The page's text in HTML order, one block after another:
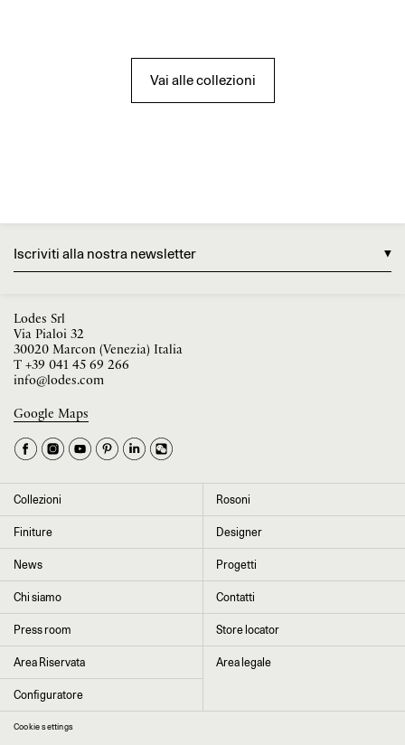
Vai alle collezioni
Iscriviti alla nostra newsletter
La tua occupazione è
Seleziona il paese ►
newsletter
Cliccando su “Invia” dichiaro di aver letto e accettato l’informativa Privacy
Lodes Srl
Via Pialoi 32
30020 Marcon (Venezia) Italia
T +39 041 45 69 266
info@lodes.com
Google Maps
Collezioni Rosoni
Finiture Designer
News Progetti
Chi siamo Contatti
Press room Store locator
Area Riservata Area legale
Configuratore
Cookie settings